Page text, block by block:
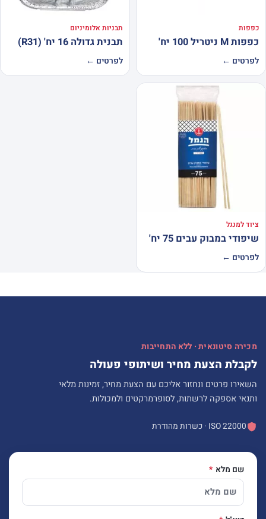
כפפות
כפפות M ניטריל 100 יח'
לפרטים ←
תבניות אלומיניום
תבנית גדולה 16 יח' (R31)
לפרטים ←
ציוד למנגל
שיפודי במבוק עבים 75 יח'
לפרטים ←
מכירה סיטונאית · ללא התחייבות
לקבלת הצעת מחיר ושיתופי פעולה
השאירו פרטים ונחזור אליכם עם הצעת מחיר, זמינות מלאי
ותנאי אספקה לרשתות, לסופרמרקטים ולמכולות.
ISO 22000 · כשרות מהודרת
שם מלא